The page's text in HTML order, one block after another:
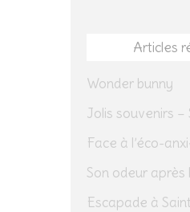
Articles
Wonder bunny
Jolis souvenirs –